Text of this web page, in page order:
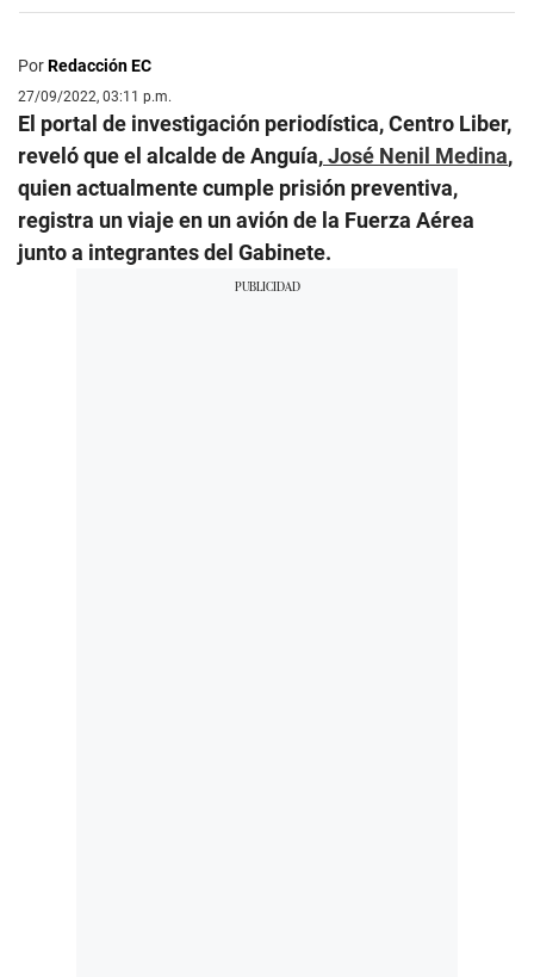
PorRedacción EC
27/09/2022, 03:11 p.m.
El portal de investigación periodística, Centro Liber,
reveló que el alcalde de Anguía,José Nenil Medina,
quien actualmente cumple prisión preventiva,
registra un viaje en un avión de la Fuerza Aérea
junto a integrantes del Gabinete.